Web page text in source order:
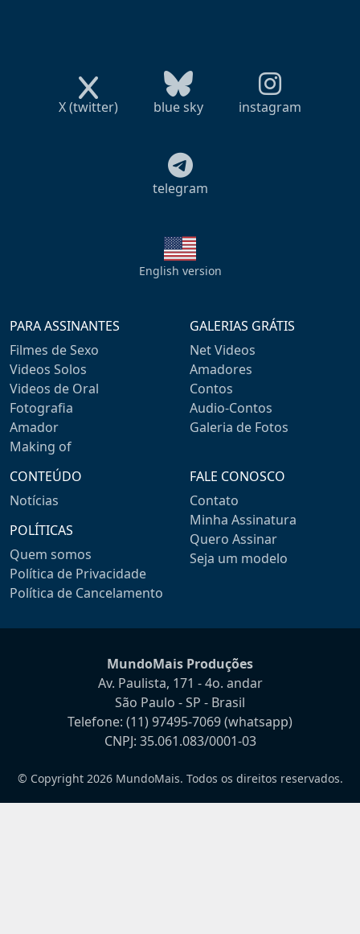
X (twitter) blue sky instagram
telegram
English version
PARA ASSINANTES
Filmes de Sexo
Videos Solos
Videos de Oral
Fotografia
Amador
Making of
GALERIAS GRÁTIS
Net Videos
Amadores
Contos
Audio-Contos
Galeria de Fotos
CONTEÚDO
Notícias
POLÍTICAS
Quem somos
Política de Privacidade
Política de Cancelamento
FALE CONOSCO
Contato
Minha Assinatura
Quero Assinar
Seja um modelo
MundoMais Produções
Av. Paulista, 171 - 4o. andar
São Paulo - SP - Brasil
Telefone: (11) 97495-7069(whatsapp)
CNPJ: 35.061.083/0001-03
© Copyright 2026 MundoMais. Todos os direitos reservados.